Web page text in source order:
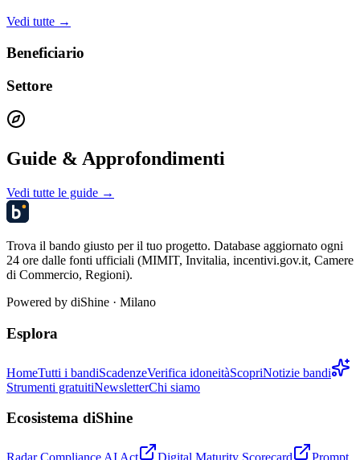
Vedi tutte →
Beneficiario
Settore
Guide & Approfondimenti
Vedi tutte le guide →
Trova il bando giusto per il tuo progetto. Database aggiornato ogni
24 ore dalle fonti ufficiali (MIMIT, Invitalia, incentivi.gov.it, Camere
di Commercio, Regioni).
Powered by diShine · Milano
Esplora
HomeTutti i bandiScadenzeVerifica idoneitàScopriNotizie bandi
Strumenti gratuitiNewsletterChi siamo
Ecosistema diShine
Radar Compliance AI Act Digital Maturity Scorecard Prompt